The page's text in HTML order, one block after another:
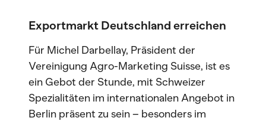
Exportmarkt Deutschland erreichen
Für Michel Darbellay, Präsident der
Vereinigung Agro-Marketing Suisse, ist es
ein Gebot der Stunde, mit Schweizer
Spezialitäten im internationalen Angebot in
Berlin präsent zu sein – besonders im